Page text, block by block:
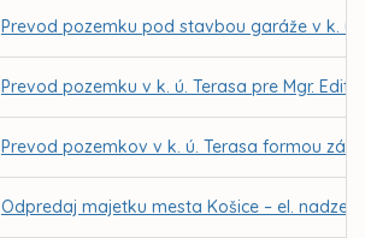
Prevod pozemku pod stavbou garáže v k. ú.
Prevod pozemku v k. ú. Terasa pre Mgr.
Prevod pozemkov v k. ú. Terasa formou
Odpredaj majetku mesta Košice – el.